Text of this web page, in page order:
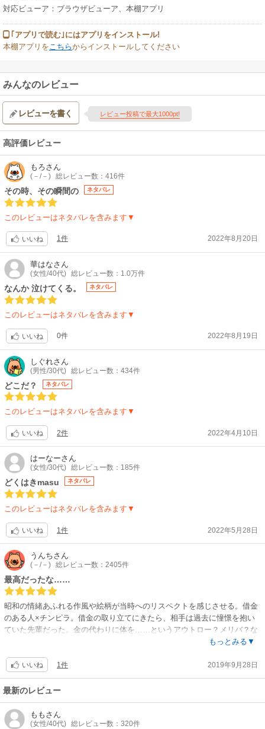
対応ビューア：ブラウザビューア、本棚アプリ
｢アプリで読む｣にはアプリをインストール!
本棚アプリを こちらからインストールしてください
みんなのレビュー
レビューを書く レビュー投稿で最大1000pt!
高評価レビュー
もろさん
(－/－) 総レビュー数：416件
その時、その瞬間の ネタバレ
このレビューはネタバレを含みます▼
いいね 1件 2022年8月20日
華はなさん
(女性/40代) 総レビュー数：1.0万件
なんか 泣けてくる。 ネタバレ
このレビューはネタバレを含みます▼
いいね 0件 2022年8月19日
しぐれさん
(男性/30代) 総レビュー数：434件
どこだ？ ネタバレ
このレビューはネタバレを含みます▼
いいね 2件 2022年4月10日
はーなーさん
(女性/30代) 総レビュー数：185件
どくはきmasu ネタバレ
このレビューはネタバレを含みます▼
いいね 1件 2022年5月28日
うんちさん
(－/－) 総レビュー数：2405件
最高だったな……
昭和の情緒あふれる作風や絵柄が当時へのリスペクトを感じさせる。借金
のある人×チンピラ。借金の取り立てにきたら、相手は過去に憧憬を抱い
ていた先輩だった。金の代わりに体を……というアウトロー？メリバ？な
んですけど、私はすごく刺さりました。最高。もっと読みたかったな～！
もっとみる▼
いいね 1件 2019年9月28日
最新のレビュー
もも さん
(女性/40代) 総レビュー数：320件